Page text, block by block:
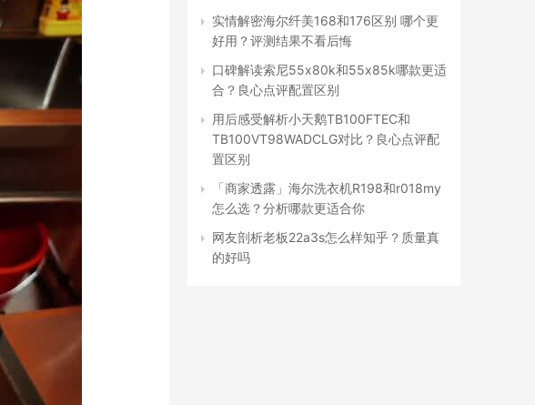
实情解密海尔纤美168和176区别 哪个更
好用？评测结果不看后悔
口碑解读索尼55x80k和55x85k哪款更适
合？良心点评配置区别
用后感受解析小天鹅TB100FTEC和
TB100VT98WADCLG对比？良心点评配
置区别
「商家透露」海尔洗衣机R198和r018my
怎么选？分析哪款更适合你
网友剖析老板22a3s怎么样知乎？质量真
的好吗